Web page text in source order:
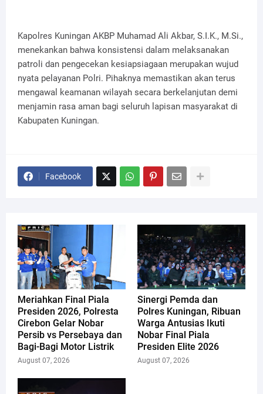
Kapolres Kuningan AKBP Muhamad Ali Akbar, S.I.K., M.Si.,
menekankan bahwa konsistensi dalam melaksanakan
patroli dan pengecekan kesiapsiagaan merupakan wujud
nyata pelayanan Polri. Pihaknya memastikan akan terus
mengawal keamanan wilayah secara berkelanjutan demi
menjamin rasa aman bagi seluruh lapisan masyarakat di
Kabupaten Kuningan.
Facebook
Meriahkan Final Piala
Presiden 2026, Polresta
Cirebon Gelar Nobar
Persib vs Persebaya dan
Bagi-Bagi Motor Listrik
August 07, 2026
Sinergi Pemda dan
Polres Kuningan, Ribuan
Warga Antusias Ikuti
Nobar Final Piala
Presiden Elite 2026
August 07, 2026